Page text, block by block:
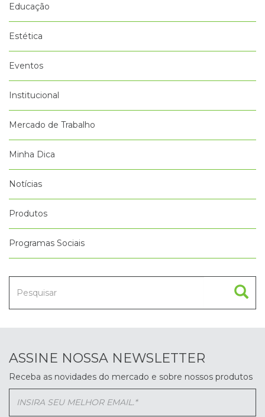
Educação
Estética
Eventos
Institucional
Mercado de Trabalho
Minha Dica
Notícias
Produtos
Programas Sociais
ASSINE NOSSA NEWSLETTER
Receba as novidades do mercado e sobre nossos produtos